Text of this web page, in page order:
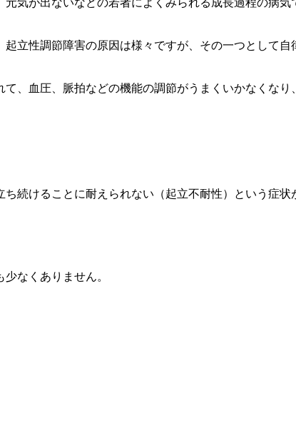
気が出ないなどの若者によくみられる成長過程の病気
立性調節障害の原因は様々ですが、その一つとして自
、血圧、脈拍などの機能の調節がうまくいかなくなり
続けることに耐えられない（起立不耐性）という症状
なくありません。